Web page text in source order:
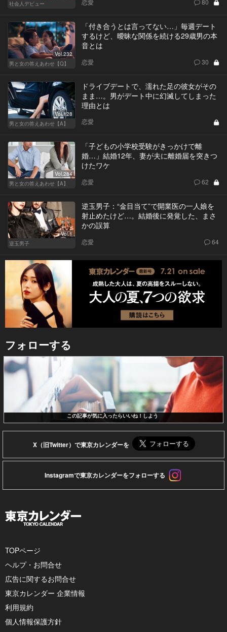
社会人デビュー
恋愛 80
Vol.232
男と女の答えあわせ【Q】
「付き合うとは言ってない…」毎週デート
するけど、曖昧な関係を続ける29歳男の本
音とは
恋愛 30
Vol.128
男と女の答えあわせ【A】
ドライブデートで、濡れた足の彼女がその
まま…。男がデート中に幻滅してしまった
理由とは
恋愛
Vol.284
男と女の答えあわせ【A】
「子どもの小学校受験がきっかけで離
婚…」結婚12年、妻が夫に離婚届を突きつ
けたワケ
恋愛 62
Vol.1
逆玉男子
逆玉男子：“金目当て”で開業医の一人娘を
射止めたけど…。結婚後に発覚した、まさ
かの誤算
恋愛 64
フォローする
この記事が気に入ったらいいね！しよう
X（旧Twitter）で東京カレンダーを
Instagramで東京カレンダーをフォローする
TOPページ
ヘルプ・お問合せ
広告に関するお問合せ
東京カレンダー 企業情報
利用規約
個人情報保護方針